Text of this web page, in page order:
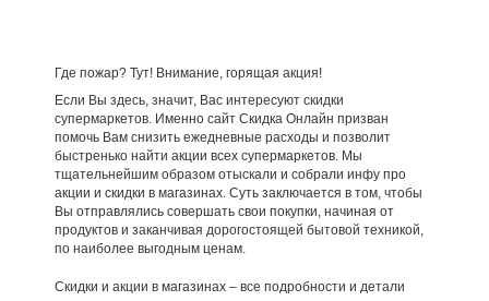
Где пожар? Тут! Внимание, горящая акция!
Если Вы здесь, значит, Вас интересуют скидки
супермаркетов. Именно сайт Скидка Онлайн призван
помочь Вам снизить ежедневные расходы и позволит
быстренько найти акции всех супермаркетов. Мы
тщательнейшим образом отыскали и собрали инфу про
акции и скидки в магазинах. Суть заключается в том, чтобы
Вы отправлялись совершать свои покупки, начиная от
продуктов и заканчивая дорогостоящей бытовой техникой,
по наиболее выгодным ценам.
Скидки и акции в магазинах – все подробности и детали